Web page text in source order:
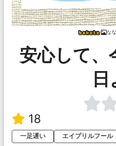
な
安心して、
日
18
一足遅い
エイプリルフール